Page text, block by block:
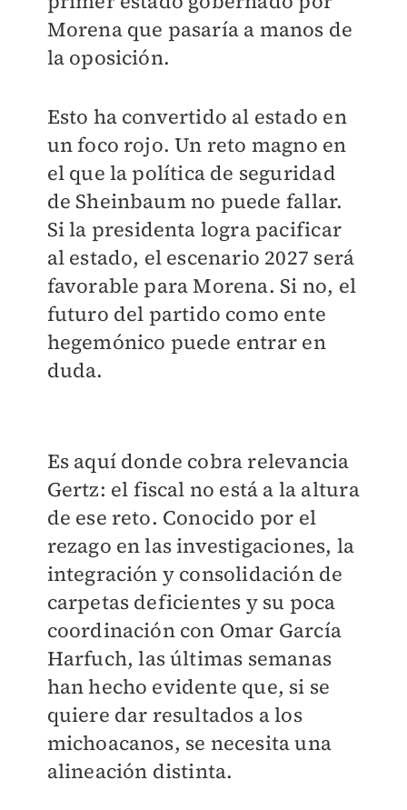
Morena que pasaría a manos de
la oposición.
Esto ha convertido al estado en
un foco rojo. Un reto magno en
el que la política de seguridad
de Sheinbaum no puede fallar.
Si la presidenta logra pacificar
al estado, el escenario 2027 será
favorable para Morena. Si no, el
futuro del partido como ente
hegemónico puede entrar en
duda.
Es aquí donde cobra relevancia
Gertz: el fiscal no está a la altura
de ese reto. Conocido por el
rezago en las investigaciones, la
integración y consolidación de
carpetas deficientes y su poca
coordinación con Omar García
Harfuch, las últimas semanas
han hecho evidente que, si se
quiere dar resultados a los
michoacanos, se necesita una
alineación distinta.